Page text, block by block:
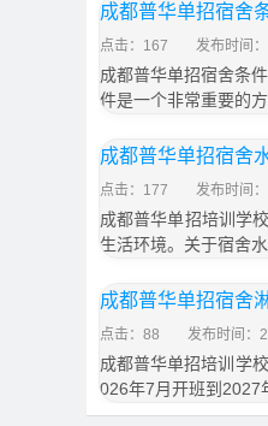
成都普华单招宿舍
点击：167 发布时间
成都普华单招宿舍条
件是一个非常重要的
成都普华单招宿舍
点击：177 发布时间
成都普华单招培训学
生活环境。关于宿舍
成都普华单招宿舍
点击：88 发布时间：
成都普华单招培训学
026年7月开班到2027